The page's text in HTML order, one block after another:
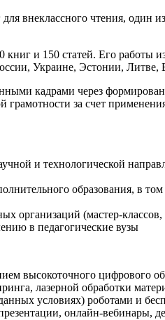
внеклассного чтения, один
и 150 статей. Его работы
Украине, Эстонии, Литве,
кадрами через
за счет
и технологической
образования, в
организаций (мастер-
в педагогические вузы
высокоточного цифрового
лазерной обработки
условиях) роботами и
онлайн-